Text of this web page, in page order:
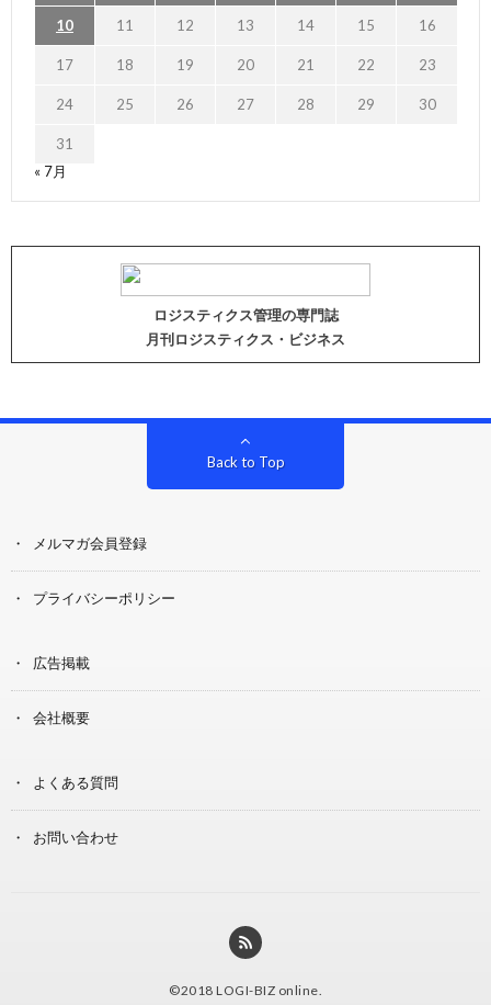
10 11 12 13 14 15 16
17 18 19 20 21 22 23
24 25 26 27 28 29 30
31
« 7月
ロジスティクス管理の専門誌
月刊ロジスティクス・ビジネス
Back to Top
メルマガ会員登録
プライバシーポリシー
広告掲載
会社概要
よくある質問
お問い合わせ
©2018 LOGI-BIZ online.